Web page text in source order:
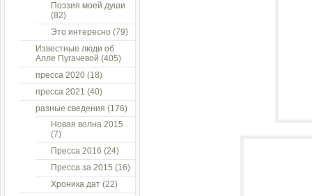
Поэзия моей души
(82)
Это интересно (79)
Известные люди об
Алле Пугачевой (405)
пресса 2020 (18)
пресса 2021 (40)
разные сведения (176)
Новая волна 2015
(7)
Пресса 2016 (24)
Пресса за 2015 (16)
Хроника дат (22)